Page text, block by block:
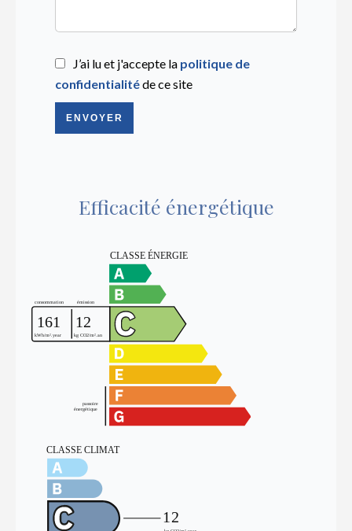
J’ai lu et j'accepte la politique de
confidentialitéde ce site
ENVOYER
Efficacité énergétique